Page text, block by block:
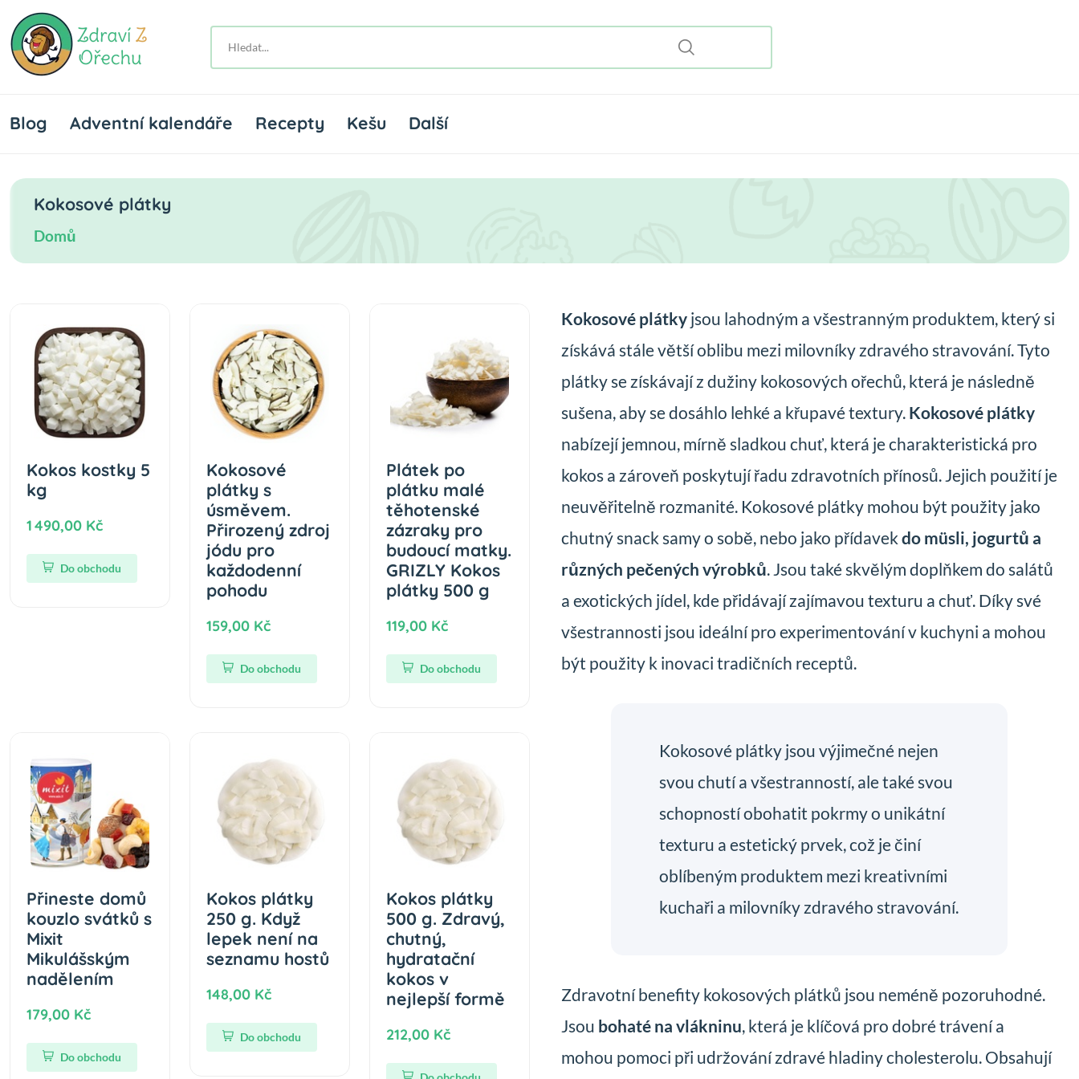
Blog Adventní kalendáře Recepty Kešu Další
Kokosové plátky
Domů
Kokosové plátkyjsou lahodným a všestranným produktem, který si
získává stále větší oblibu mezi milovníky zdravého stravování. Tyto
plátky se získávají z dužiny kokosových ořechů, která je následně
sušena, aby se dosáhlo lehké a křupavé textury.Kokosové plátky
nabízejí jemnou, mírně sladkou chuť, která je charakteristická pro
kokos a zároveň poskytují řadu zdravotních přínosů. Jejich použití je
neuvěřitelně rozmanité. Kokosové plátky mohou být použity jako
chutný snack samy o sobě, nebo jako přídavekdo müsli, jogurtů a
různých pečených výrobků. Jsou také skvělým doplňkem do salátů
a exotických jídel, kde přidávají zajímavou texturu a chuť. Díky své
všestrannosti jsou ideální pro experimentování v kuchyni a mohou
být použity k inovaci tradičních receptů.
Kokosové plátky jsou výjimečné nejen
svou chutí a všestranností, ale také svou
schopností obohatit pokrmy o unikátní
texturu a estetický prvek, což je činí
oblíbeným produktem mezi kreativními
kuchaři a milovníky zdravého stravování.
Zdravotní benefity kokosových plátků jsou neméně pozoruhodné.
Jsou bohaté na vlákninu, která je klíčová pro dobré trávení a
mohou pomoci při udržování zdravé hladiny cholesterolu. Obsahují
Kokos kostky 5
kg
1 490,00 Kč
Do obchodu
Kokosové
plátky s
úsměvem.
Přirozený zdroj
jódu pro
každodenní
pohodu
159,00 Kč
Do obchodu
Plátek po
plátku malé
těhotenské
zázraky pro
budoucí matky.
GRIZLY Kokos
plátky 500 g
119,00 Kč
Do obchodu
Přineste domů
kouzlo svátků s
Mixit
Mikulášským
nadělením
179,00 Kč
Do obchodu
Kokos plátky
250 g. Když
lepek není na
seznamu hostů
148,00 Kč
Do obchodu
Kokos plátky
500 g. Zdravý,
chutný,
hydratační
kokos v
nejlepší formě
212,00 Kč